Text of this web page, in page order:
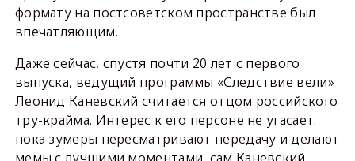
формату на постсоветском пространстве был
впечатляющим.
Даже сейчас, спустя почти 20 лет с первого
выпуска, ведущий программы «Следствие вели»
Леонид Каневский считается отцом российского
тру-крайма. Интерес к его персоне не угасает:
пока зумеры пересматривают передачу и делают